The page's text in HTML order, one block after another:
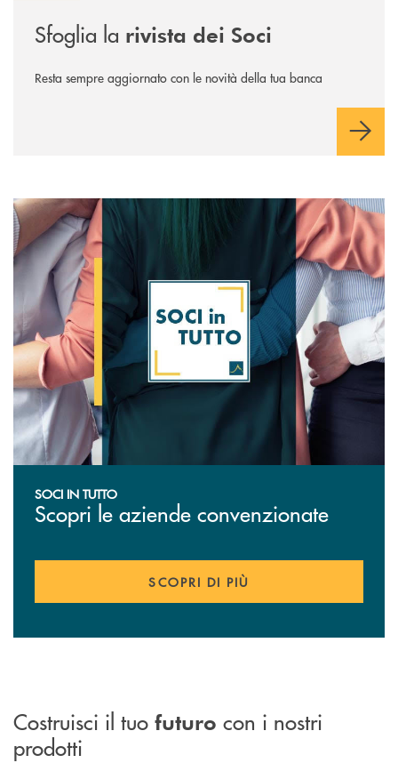
Sfoglia la rivista dei Soci
Resta sempre aggiornato con le novità della tua banca
Scopri di più
SOCI IN TUTTO
Scopri le aziende convenzionate
SCOPRI DI PIÙ
Costruisci il tuo futuro con i nostri
prodotti